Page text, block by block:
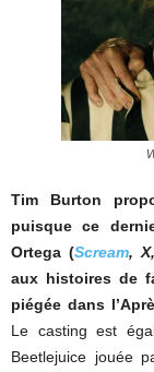
Tim Burton
puisque ce
Ortega (Scream,
aux histoires de
piégée dans
Le casting est
Beetlejuice jouée